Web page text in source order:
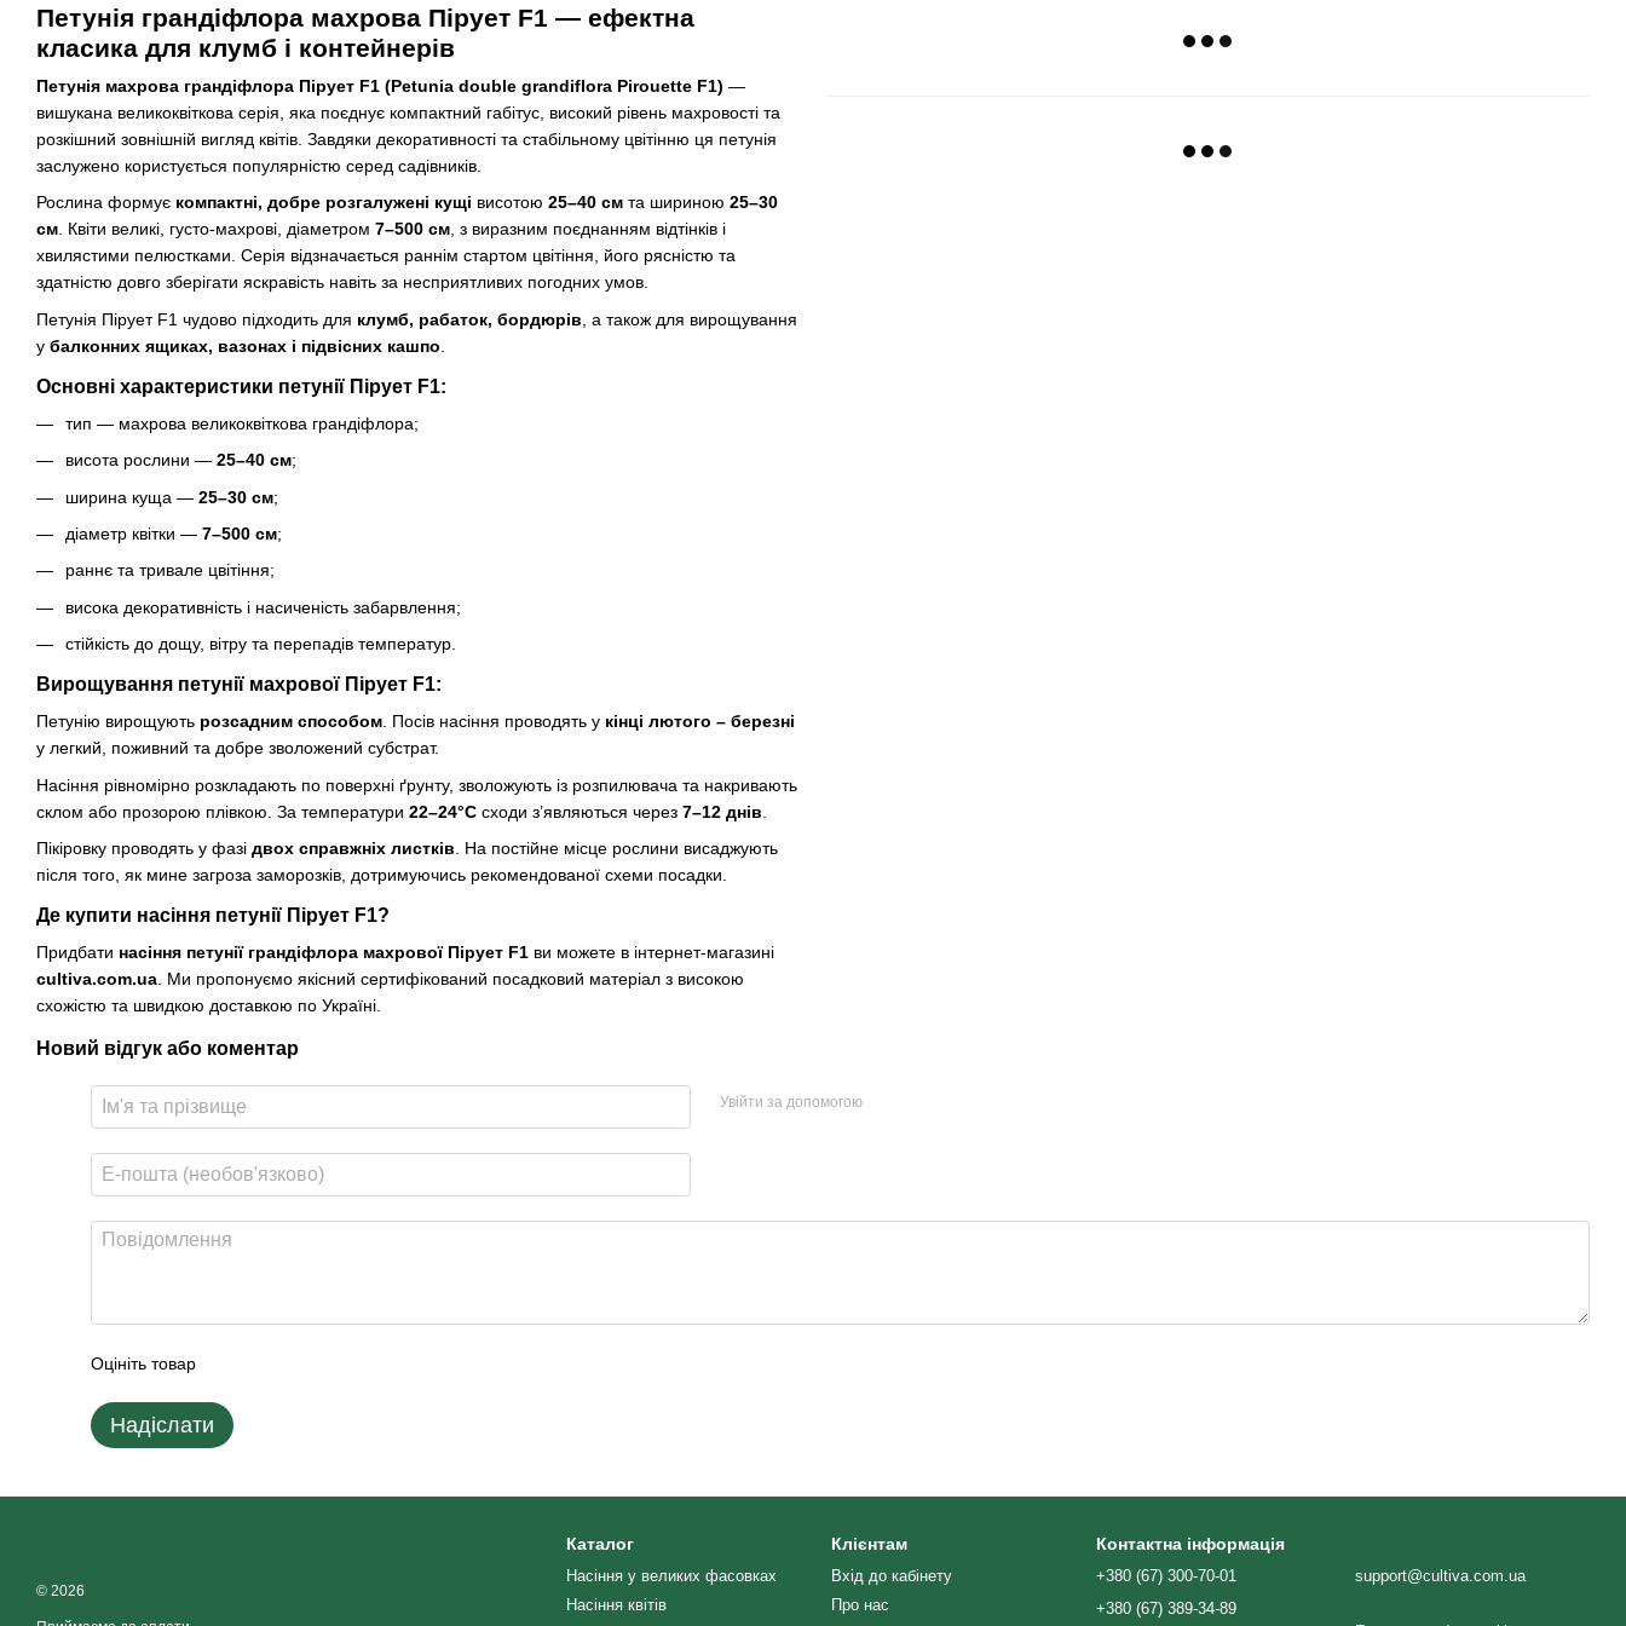
Петунія грандіфлора махрова Пірует F1 — ефектна
класика для клумб і контейнерів
Петунія махрова грандіфлора Пірует F1 (Petunia double grandiflora Pirouette F1) —
вишукана великоквіткова серія, яка поєднує компактний габітус, високий рівень махровості та
розкішний зовнішній вигляд квітів. Завдяки декоративності та стабільному цвітінню ця петунія
заслужено користується популярністю серед садівників.
Рослина формує компактні, добре розгалужені кущі висотою 25–40 см та шириною 25–30
см. Квіти великі, густо-махрові, діаметром 7–500 см, з виразним поєднанням відтінків і
хвилястими пелюстками. Серія відзначається раннім стартом цвітіння, його рясністю та
здатністю довго зберігати яскравість навіть за несприятливих погодних умов.
Петунія Пірует F1 чудово підходить для клумб, рабаток, бордюрів , а також для вирощування
у балконних ящиках, вазонах і підвісних кашпо
Основні характеристики петунії Пірует F1:
тип — махрова великоквіткова грандіфлора;
висота рослини — 25–40 см;
ширина куща — 25–30 см;
діаметр квітки — 7–500 см;
раннє та тривале цвітіння;
висока декоративність і насиченість забарвлення;
стійкість до дощу, вітру та перепадів температур.
Вирощування петунії махрової Пірует F1:
Петунію вирощують розсадним способом . Посів насіння проводять у кінці лютого – березні
у легкий, поживний та добре зволожений субстрат.
Насіння рівномірно розкладають по поверхні ґрунту, зволожують із розпилювача та накривають
склом або прозорою плівкою. За температури 22–24°C сходи з’являються через 7–12 днів
Пікіровку проводять у фазі двох справжніх листків . На постійне місце рослини висаджують
після того, як мине загроза заморозків, дотримуючись рекомендованої схеми посадки.
Де купити насіння петунії Пірует F1?
Придбати насіння петунії грандіфлора махрової Пірует F1 ви можете в інтернет-магазині
cultiva.com.ua . Ми пропонуємо якісний сертифікований посадковий матеріал з високою
схожістю та швидкою доставкою по Україні.
Новий відгук або коментар
Увійти за допомогою
Оцініть товар
Надіслати
© 2026
Каталог
Насіння у великих фасовках
Насіння квітів
Клієнтам
Вхід до кабінету
Про нас
Контактна інформація
+380 (67) 300-70-01
+380 (67) 389-34-89
support@cultiva.com.ua